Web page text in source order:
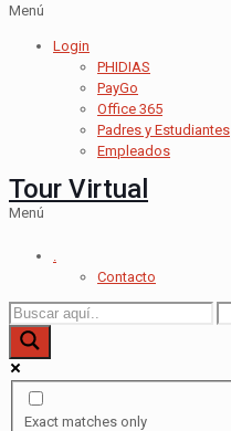
Menú
Login
PHIDIAS
PayGo
Office 365
Padres y Estudiantes
Empleados
Tour Virtual
Menú
.
Contacto
Exact matches only